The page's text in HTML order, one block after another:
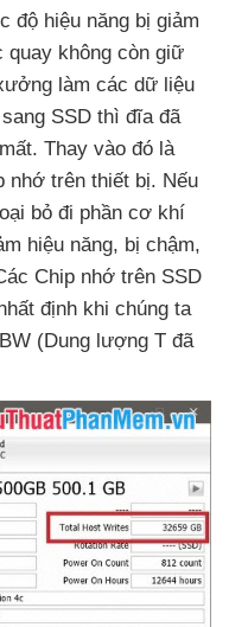
độ hiệu năng bị giảm
quay không còn giữ
làm các dữ liệu
SSD thì đĩa đã
. Thay vào đó là
nhớ trên thiết bị. Nếu
bỏ đi phần cơ khí
hiệu năng, bị chậm,
Chip nhớ trên SSD
định khi chúng ta
(Dung lượng T đã